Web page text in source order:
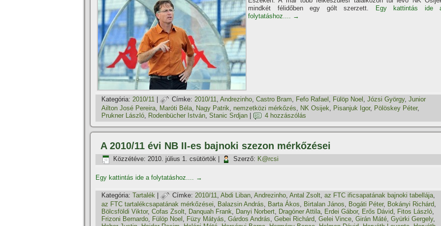
mindkét félidőben egy gólt szerzett.
Egy kattintás ide
folytatáshoz.... →
Kategória: 2010/11 Címke: 2010/11, Andrezinho, Castro Bram, Fefo Rafael , Fülöp Noel , Józsi György, Junior
Ailton José Pereira, Maróti Béla, Nagy Patrik, nemzetközi mérkőzés, NK Osijek, Pisanjuk Igor, Pölöskey Péter,
Prukner László, Rodenbücher István, Stanic Srdjan 4 hozzászólás
A 2010/11 évi NB II-es bajnoki szezon mérkőzései
Közzétéve: 2010. július 1. csütörtök Szerző: K@rcsi
Egy kattintás ide a folytatáshoz.... →
Kategória: Tartalék Címke: 2010/11, Abdi Liban, Andrezinho, Antal Zsolt, az FTC ificsapatának bajnoki tabellája,
az FTC tartalékcsapatának mérkőzései, Balazsin András, Barta Ákos, Birtalan János, Bogáti Péter, Bokányi Richárd,
Bölcsföldi Viktor, Cofas Zsolt, Danquah Frank, Danyi Norbert, Dragóner Attila, Erdei Gábor, Erős Dávid, Fitos László,
Frizoni Bernardo, Fülöp Noel , Füzy Mátyás, Gárdos András, Gebei Richárd, Gelei Vince, Girán Máté, Gyürki Gergely,